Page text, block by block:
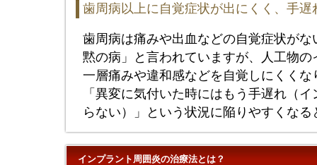
歯周病以上に自覚症状が出にくく、手遅
歯周病は痛みや出血などの自覚症状が
黙の病」と言われていますが、人工物
一層痛みや違和感などを自覚しにくく
「異変に気付いた時にはもう手遅れ（
らない）」という状況に陥りやすくな
インプラント周囲炎の治療法とは？